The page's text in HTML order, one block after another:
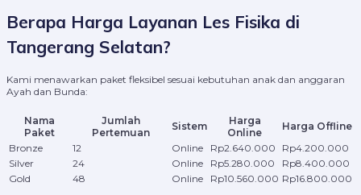
Berapa Harga Layanan Les Fisika di
Tangerang Selatan?
Kami menawarkan paket fleksibel sesuai kebutuhan anak dan anggaran
Ayah dan Bunda:
Nama
Paket
Jumlah
Pertemuan
Sistem
Harga
Online
Harga Offline
Bronze
12 Online Rp2.640.000
Rp4.200.000
Silver
24 Online Rp5.280.000
Rp8.400.000
Gold
48 Online Rp10.560.000 Rp16.800.000